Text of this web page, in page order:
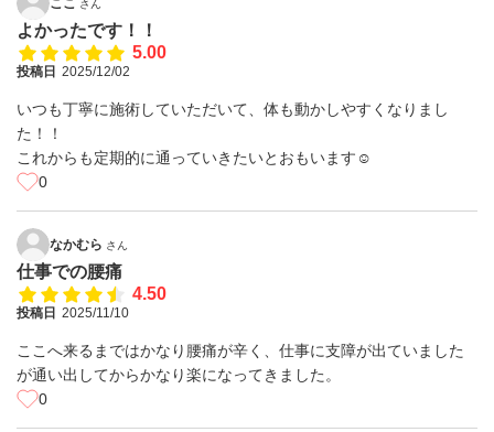
さん
よかったです！！
5.00
投稿日 2025/12/02
いつも丁寧に施術していただいて、体も動かしやすくなりまし
た！！
これからも定期的に通っていきたいとおもいます☺️
0
なかむら さん
仕事での腰痛
4.50
投稿日 2025/11/10
ここへ来るまではかなり腰痛が辛く、仕事に支障が出ていました
が通い出してからかなり楽になってきました。
0